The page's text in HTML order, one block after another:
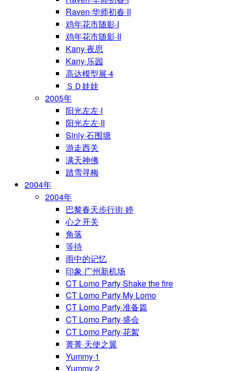
Raven·华师初春·II
鸡年花市随影·I
鸡年花市随影·II
Kany·夜思
Kany·乐园
高达模型展·4
ＳＤ娃娃
2005年
阳光左左·I
阳光左左·II
Sinly·石围塘
游走西关
满天神佛
踏雪寻梅
2004年
2004年
巴黎春天步行街·婷
心之开关
角落
等待
雨中的记忆
印象·广州新机场
CT Lomo Party·Shake the fire
CT Lomo Party·My Lomo
CT Lomo Party·准备篇
CT Lomo Party·盛会
CT Lomo Party·花絮
菁菁·天使之翼
Yummy·1
Yummy·2